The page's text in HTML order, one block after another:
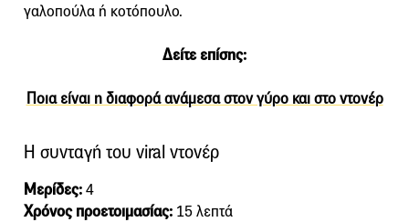
γαλοπούλα ή κοτόπουλο.
Δείτε επίσης:
Ποια είναι η διαφορά ανάμεσα στον γύρο και στο ντονέρ
Η συνταγή του viral ντονέρ
Μερίδες:4
Χρόνος προετοιμασίας: 15 λεπτά